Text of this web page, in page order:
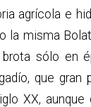
agrícola e
la misma
sólo en
que
XX,